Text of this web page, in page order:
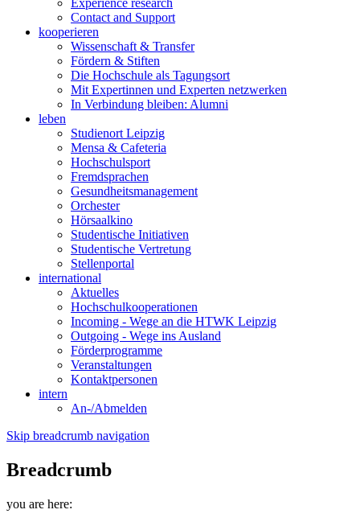
Experience research
Contact and Support
kooperieren
Wissenschaft & Transfer
Fördern & Stiften
Die Hochschule als Tagungsort
Mit Expertinnen und Experten netzwerken
In Verbindung bleiben: Alumni
leben
Studienort Leipzig
Mensa & Cafeteria
Hochschulsport
Fremdsprachen
Gesundheitsmanagement
Orchester
Hörsaalkino
Studentische Initiativen
Studentische Vertretung
Stellenportal
international
Aktuelles
Hochschulkooperationen
Incoming - Wege an die HTWK Leipzig
Outgoing - Wege ins Ausland
Förderprogramme
Veranstaltungen
Kontaktpersonen
intern
An-/Abmelden
Skip breadcrumb navigation
Breadcrumb
you are here: